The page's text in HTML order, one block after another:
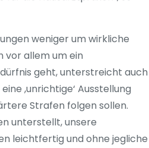
weniger um wirkliche
vor allem um ein
geht, unterstreicht auch
,unrichtige‘ Ausstellung
Strafen folgen sollen.
unterstellt, unsere
leichtfertig und ohne jegliche